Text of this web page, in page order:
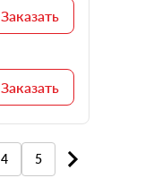
Заказать
Заказать
4 5